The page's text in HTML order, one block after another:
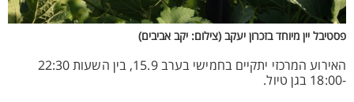
פסטיבל יין מיוחד בזכרון יעקב (צילום: יקב אביבים)
האירוע המרכזי יתקיים בחמישי בערב 15.9, בין השעות 22:30
-18:00 בגן טיול.